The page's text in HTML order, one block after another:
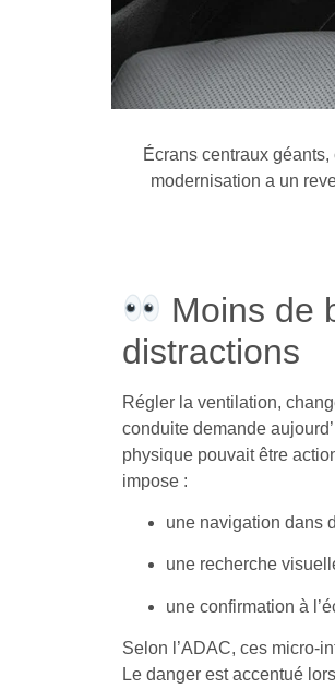
Écrans centraux
modernisation a un
Moins de
distractions
Régler la ventilation,
conduite demande
physique pouvait être
impose :
une navigation dans
une recherche
une confirmation à
Selon l’ADAC, ces micro-
Le danger est accentué